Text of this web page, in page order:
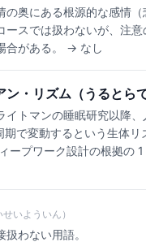
の奥にある根源的な感情
ースでは扱わないが、注
合がある。 → なし
ン・リズム（うるとら
イトマンの睡眠研究以降、
で変動するという生体リ
ープワーク設計の根拠の 1
せいよういん）
わない用語。